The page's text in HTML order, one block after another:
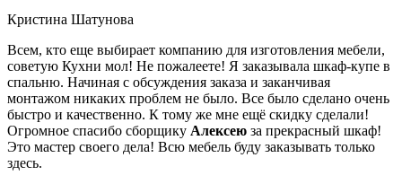
Кристина Шатунова
Всем, кто еще выбирает компанию для изготовления мебели,
советую Кухни мол! Не пожалеете! Я заказывала шкаф-купе в
спальню. Начиная с обсуждения заказа и заканчивая
монтажом никаких проблем не было. Все было сделано очень
быстро и качественно. К тому же мне ещё скидку сделали!
Огромное спасибо сборщику Алексею за прекрасный шкаф!
Это мастер своего дела! Всю мебель буду заказывать только
здесь.